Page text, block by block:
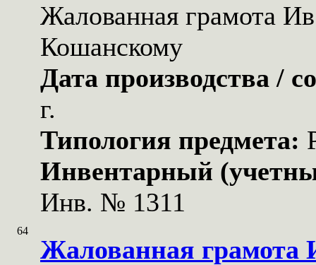
Жалованная грамота
Кошанскому
Дата производства /
г.
Типология предмета:
Инвентарный
Инв. № 1311
64
Жалованная грамота